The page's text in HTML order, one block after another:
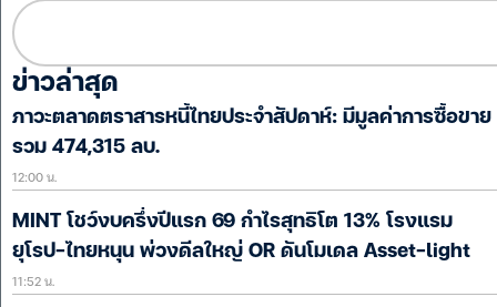
ข่าวล่าสุด
ภาวะตลาดตราสารหนี้ไทยประจำสัปดาห์: มีมูลค่าการซื้อขาย
รวม 474,315 ลบ.
12:00 น.
MINT โชว์งบครึ่งปีแรก 69 กำไรสุทธิโต 13% โรงแรม
ยุโรป-ไทยหนุน พ่วงดีลใหญ่ OR ดันโมเดล Asset-light
11:52 น.